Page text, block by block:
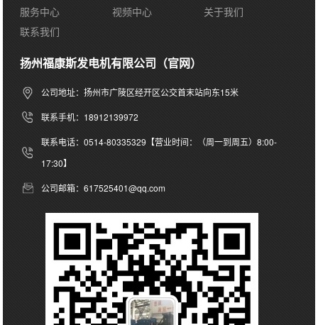
服务中心
视频中心
关于我们
联系我们
扬州福康斯发电机有限公司（官网）
公司地址：扬州市广陵区经开区公交首末站向东15米
联系手机：18912139972
联系电话：0514-80335329【营业时间：（周一到周五）8:00-
17:30】
公司邮箱：617525401@qq.com